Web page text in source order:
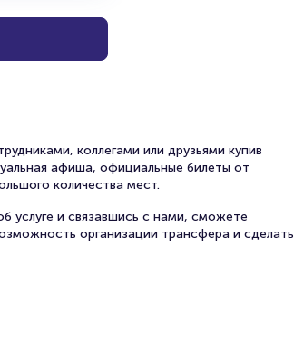
и кино, народный артист РСФСР
коллегами или друзьями купив
афиша, официальные билеты от
количества мест.
и связавшись с нами, сможете
организации трансфера и сделать